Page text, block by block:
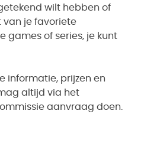
wilt hebben of
van je favoriete
games of series, je kunt
informatie, prijzen en
altijd via het
aanvraag doen.